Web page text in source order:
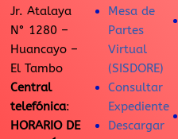
Jr. Atalaya
N° 1280 –
Huancayo –
El Tambo
Central
telefónica:
HORARIO DE
Mesa de
Partes
Virtual
(SISDORE)
Consultar
Expediente
Descargar